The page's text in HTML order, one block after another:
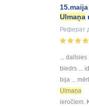
15.maija
Ulmaņa
Реферат
...
biedrs ...
bija ...
Ulmaņa
ieročiem.